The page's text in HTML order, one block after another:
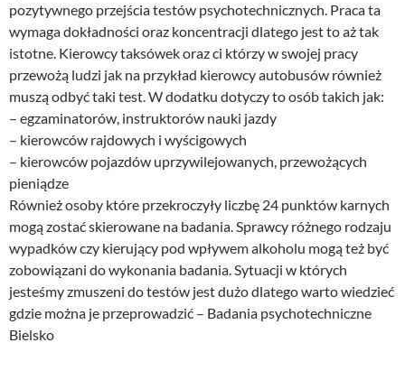
pozytywnego przejścia testów psychotechnicznych. Praca ta
wymaga dokładności oraz koncentracji dlatego jest to aż tak
istotne. Kierowcy taksówek oraz ci którzy w swojej pracy
przewożą ludzi jak na przykład kierowcy autobusów również
muszą odbyć taki test. W dodatku dotyczy to osób takich jak:
– egzaminatorów, instruktorów nauki jazdy
– kierowców rajdowych i wyścigowych
– kierowców pojazdów uprzywilejowanych, przewożących
pieniądze
Również osoby które przekroczyły liczbę 24 punktów karnych
mogą zostać skierowane na badania. Sprawcy różnego rodzaju
wypadków czy kierujący pod wpływem alkoholu mogą też być
zobowiązani do wykonania badania. Sytuacji w których
jesteśmy zmuszeni do testów jest dużo dlatego warto wiedzieć
gdzie można je przeprowadzić – Badania psychotechniczne
Bielsko